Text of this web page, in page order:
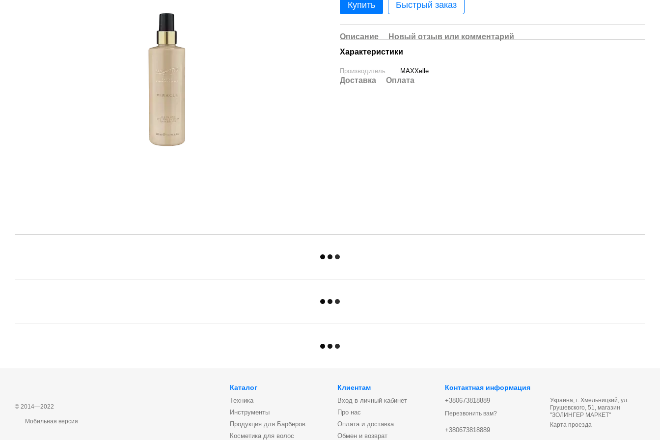
Купить Быстрый заказ
Описание
Новый отзыв или комментарий
Характеристики
Производитель MAXXelle
Доставка Оплата
© 2014—2022
Мобильная версия
Каталог
Техника
Инструменты
Продукция для Барберов
Косметика для волос
Клиентам
Вход в личный кабинет
Про нас
Оплата и доставка
Обмен и возврат
Контактная информация
+380673818889
Перезвонить вам?
+380673818889
Украина, г. Хмельницкий, ул.
Грушевского, 51, магазин
"ЗОЛИНГЕР МАРКЕТ"
Карта проезда